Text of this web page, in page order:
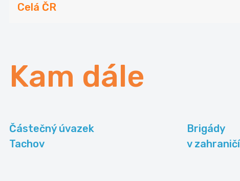
Celá ČR
Kam dále
Částečný úvazek
Tachov
Brigády
v zahraničí